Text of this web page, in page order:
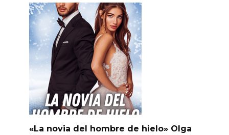
«La novia del hombre de hielo» Olga